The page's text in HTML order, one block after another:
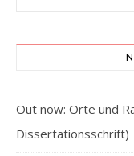
Out now: Orte und
Dissertationsschrift)